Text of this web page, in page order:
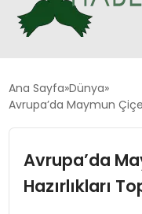
GÜNDEM
DÜNYA
EKONOMI
Ana Sayfa Dünya
Avrupa’da Maymun
Avrupa’da
Hazırlıkları